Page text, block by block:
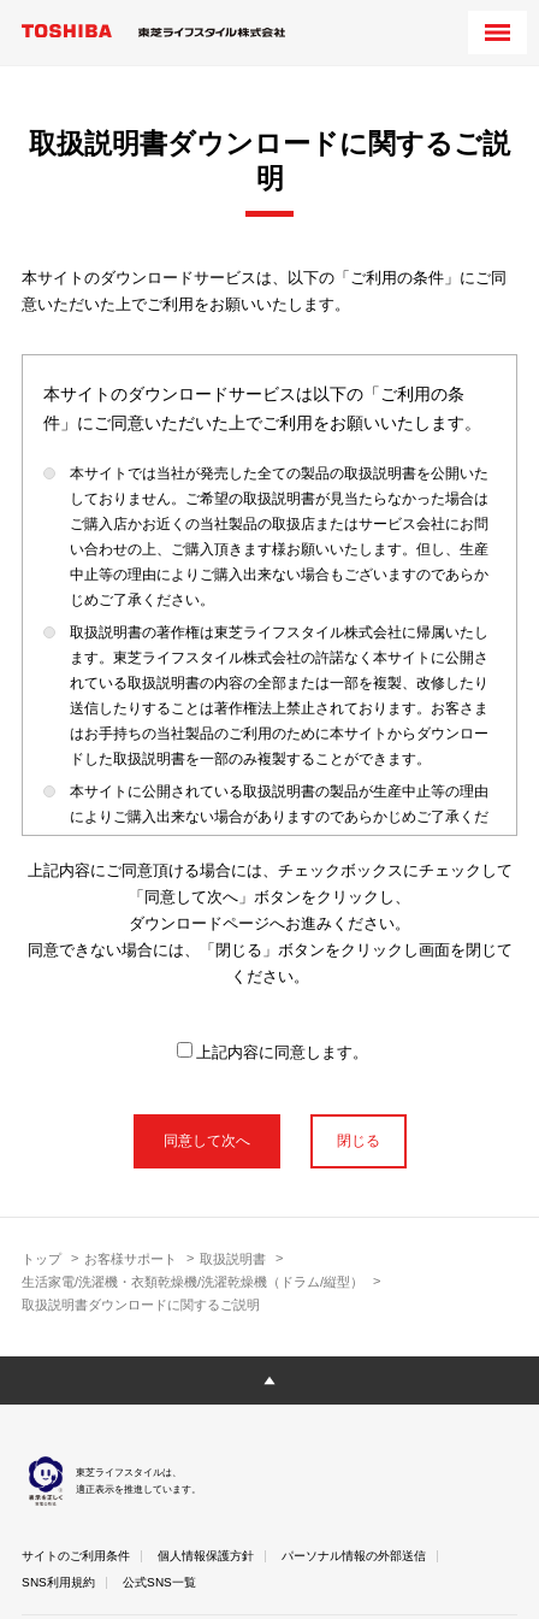
トップ お客様サポート
取扱説明書
生活家電/洗濯機・衣類乾燥機/洗濯乾燥機（ドラム/縦型）
取扱説明書ダウンロードに関するご説明
取扱説明書ダウンロードに関するご説
明
本サイトのダウンロードサービスは、以下の「ご利用の条件」にご同
意いただいた上でご利用をお願いいたします。
本サイトのダウンロードサービスは以下の「ご利用の条
件」にご同意いただいた上でご利用をお願いいたします。
本サイトでは当社が発売した全ての製品の取扱説明書を公開いた
しておりません。ご希望の取扱説明書が見当たらなかった場合は
ご購入店かお近くの当社製品の取扱店またはサービス会社にお問
い合わせの上、ご購入頂きます様お願いいたします。但し、生産
中止等の理由によりご購入出来ない場合もございますのであらか
じめご了承ください。
取扱説明書の著作権は東芝ライフスタイル株式会社に帰属いたし
ます。東芝ライフスタイル株式会社の許諾なく本サイトに公開さ
れている取扱説明書の内容の全部または一部を複製、改修したり
送信したりすることは著作権法上禁止されております。お客さま
はお手持ちの当社製品のご利用のために本サイトからダウンロー
ドした取扱説明書を一部のみ複製することができます。
本サイトに公開されている取扱説明書の製品が生産中止等の理由
によりご購入出来ない場合がありますのであらかじめご了承くだ
本サイトに公開されている取扱説明書は、製品が発売された時点
のものを掲載しております。従いまして本サイトに掲載されてい
る取扱説明書の記載内容とお客さまがお持ちの製品の仕様がその
後のマイナーチェンジ等で変更になる場合がございます。本サイ
トに公開されている取扱説明書の内容とお手持ちの製品の仕様に
使用上のご注意や安全上のご注意、また測定基準や数値等は取扱
説明書が作成された時点での基準に応じた内容となっております
明書以外の印刷物が同梱されている場合がありますが、本サイト
ではそれらを全て公開しておりませんのであらかじめご了承くだ
さい。
ございますのであらかじめご了承ください。
のであらかじめご了承ください。
上記内容にご同意頂ける場合には、チェックボックスにチェックして
「同意して次へ」ボタンをクリックし、
ダウンロードページへお進みください。
同意できない場合には、「閉じる」ボタンをクリックし画面を閉じて
ください。
上記内容に同意します。
閉じる
東芝ライフスタイルは、
適正表示を推進しています。
サイトのご利用条件 個人情報保護方針
パーソナル情報の外部送信
SNS利用規約
公式SNS一覧